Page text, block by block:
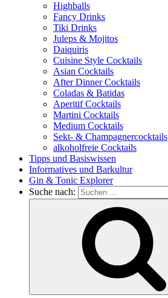
Highballs
Fancy Drinks
Tiki Drinks
Juleps & Mojitos
Daiquiris
Cuisine Style Cocktails
Asian Cocktails
After Dinner Cocktails
Coladas & Batidas
Aperitif Cocktails
Martini Cocktails
Medium Cocktails
Sekt- & Champagnercocktails
alkoholfreie Cocktails
Tipps und Basiswissen
Informatives und Barkultur
Gin & Tonic Explorer
Suche nach: